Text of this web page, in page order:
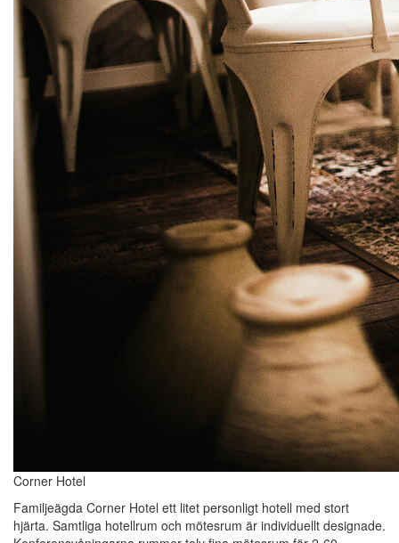
Corner Hotel
Familjeägda Corner Hotel ett litet personligt hotell med stort
hjärta. Samtliga hotellrum och mötesrum är individuellt designade.